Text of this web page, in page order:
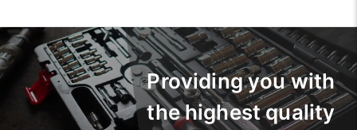
Providing you with
the highest quality